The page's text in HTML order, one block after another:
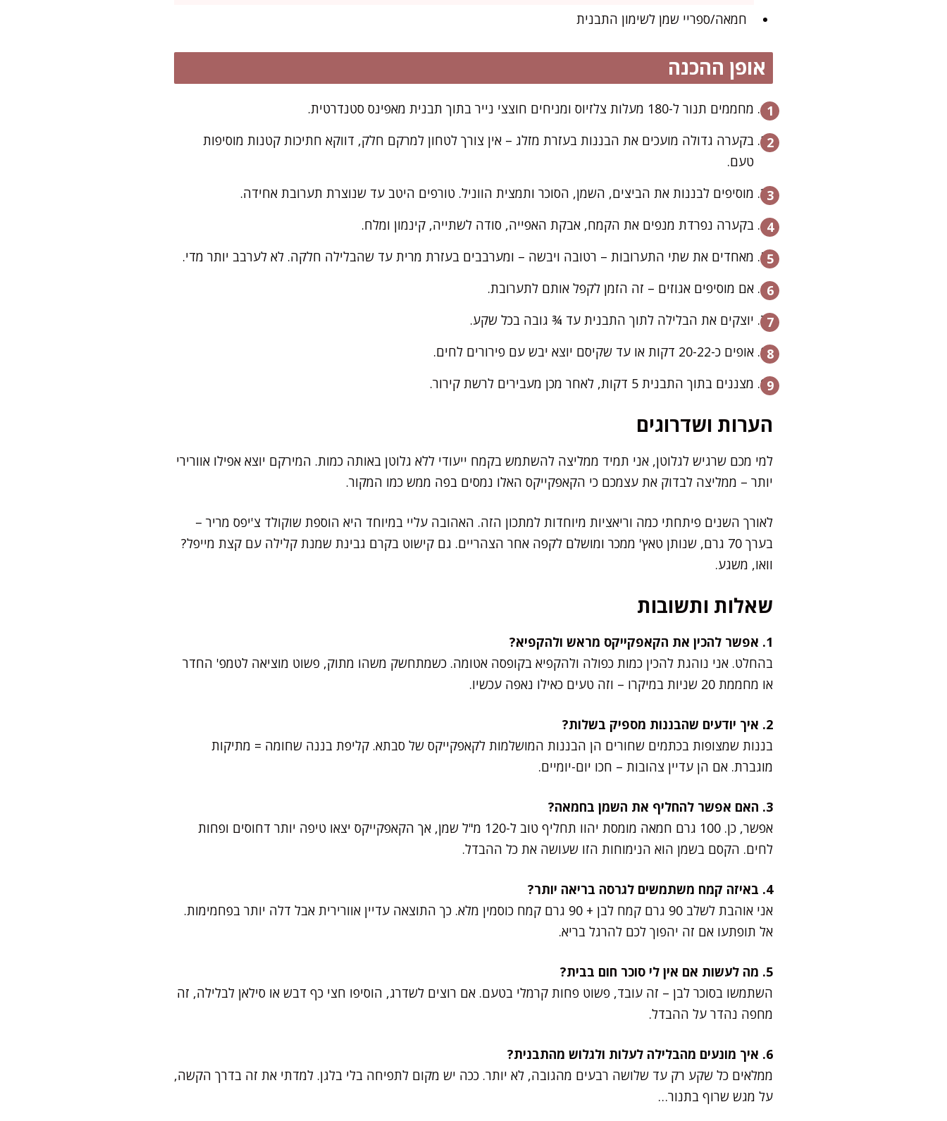
חמאה/ספריי שמן לשימון התבנית
אופן ההכנה
מחממים תנור ל-180 מעלות צלזיוס ומניחים חוצצי נייר בתוך תבנית מאפינס סטנדרטית.
בקערה גדולה מועכים את הבננות בעזרת מזלג – אין צורך לטחון למרקם חלק, דווקא חתיכות קטנות מוסיפות
טעם.
מוסיפים לבננות את הביצים, השמן, הסוכר ותמצית הווניל. טורפים היטב עד שנוצרת תערובת אחידה.
בקערה נפרדת מנפים את הקמח, אבקת האפייה, סודה לשתייה, קינמון ומלח.
מאחדים את שתי התערובות – רטובה ויבשה – ומערבבים בעזרת מרית עד שהבלילה חלקה. לא לערבב יותר מדי.
אם מוסיפים אגוזים – זה הזמן לקפל אותם לתערובת.
יוצקים את הבלילה לתוך התבנית עד ¾ גובה בכל שקע.
אופים כ-20-22 דקות או עד שקיסם יוצא יבש עם פירורים לחים.
מצננים בתוך התבנית 5 דקות, לאחר מכן מעבירים לרשת קירור.
הערות ושדרוגים
למי מכם שרגיש לגלוטן, אני תמיד ממליצה להשתמש בקמח ייעודי ללא גלוטן באותה כמות. המירקם יוצא אפילו אוורירי
יותר – ממליצה לבדוק את עצמכם כי הקאפקייקס האלו נמסים בפה ממש כמו המקור.
לאורך השנים פיתחתי כמה וריאציות מיוחדות למתכון הזה. האהובה עליי במיוחד היא הוספת שוקולד צ'יפס מריר –
בערך 70 גרם, שנותן טאץ' ממכר ומושלם לקפה אחר הצהריים. גם קישוט בקרם גבינת שמנת קלילה עם קצת מייפל?
וואו, משגע.
שאלות ותשובות
1. אפשר להכין את הקאפקייקס מראש ולהקפיא?
בהחלט. אני נוהגת להכין כמות כפולה ולהקפיא בקופסה אטומה. כשמתחשק משהו מתוק, פשוט מוציאה לטמפ' החדר
או מחממת 20 שניות במיקרו – וזה טעים כאילו נאפה עכשיו.
2. איך יודעים שהבננות מספיק בשלות?
בננות שמצופות בכתמים שחורים הן הבננות המושלמות לקאפקייקס של סבתא. קליפת בננה שחומה = מתיקות
מוגברת. אם הן עדיין צהובות – חכו יום-יומיים.
3. האם אפשר להחליף את השמן בחמאה?
אפשר, כן. 100 גרם חמאה מומסת יהוו תחליף טוב ל-120 מ"ל שמן, אך הקאפקייקס יצאו טיפה יותר דחוסים ופחות
לחים. הקסם בשמן הוא הנימוחות הזו שעושה את כל ההבדל.
4. באיזה קמח משתמשים לגרסה בריאה יותר?
אני אוהבת לשלב 90 גרם קמח לבן + 90 גרם קמח כוסמין מלא. כך התוצאה עדיין אוורירית אבל דלה יותר בפחמימות.
אל תופתעו אם זה יהפוך לכם להרגל בריא.
5. מה לעשות אם אין לי סוכר חום בבית?
השתמשו בסוכר לבן – זה עובד, פשוט פחות קרמלי בטעם. אם רוצים לשדרג, הוסיפו חצי כף דבש או סילאן לבלילה, זה
מחפה נהדר על ההבדל.
6. איך מונעים מהבלילה לעלות ולגלוש מהתבנית?
ממלאים כל שקע רק עד שלושה רבעים מהגובה, לא יותר. ככה יש מקום לתפיחה בלי בלגן. למדתי את זה בדרך הקשה,
על מגש שרוף בתנור…